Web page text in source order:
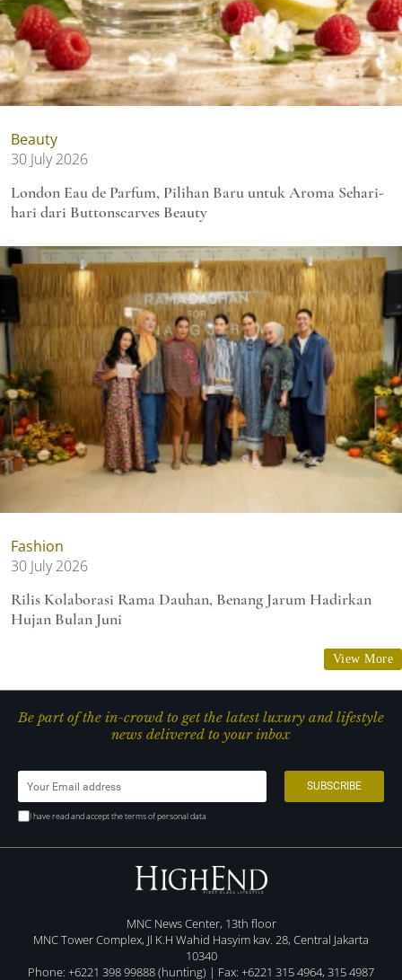
Beauty
30 July 2026
London Eau de Parfum, Pilihan Baru untuk Aroma Sehari-
hari dari Buttonscarves Beauty
Fashion
30 July 2026
Rilis Kolaborasi Rama Dauhan, Benang Jarum Hadirkan
Hujan Bulan Juni
View More
Be part of the in-crowd to get the latest luxury and lifestyle
news delivered to your inbox
I have read and accept the terms of personal data
MNC News Center, 13th floor
MNC Tower Complex, Jl K.H Wahid Hasyim kav. 28, Central Jakarta
10340
Phone: +6221 398 99888 (hunting) | Fax: +6221 315 4964, 315 4987